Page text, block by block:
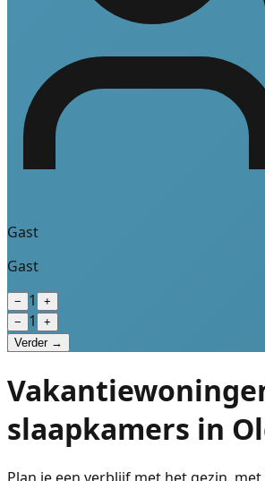
Gast
Gast
− 1
+
−
1
+
Verder →
slaapkamers in